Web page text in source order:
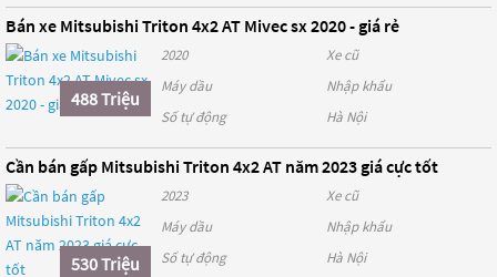
Bán xe Mitsubishi Triton 4x2 AT Mivec sx 2020 - giá rẻ
488 Triệu
2020
Xe cũ
Máy dầu
Nhập khẩu
Số tự động
Hà Nội
Cần bán gấp Mitsubishi Triton 4x2 AT năm 2023 giá cực tốt
530 Triệu
2023
Xe cũ
Máy dầu
Nhập khẩu
Số tự động
Hà Nội